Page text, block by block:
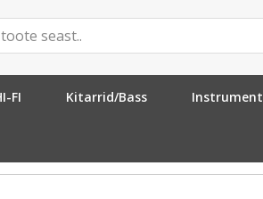
FI Kitarrid/Bass Instrument